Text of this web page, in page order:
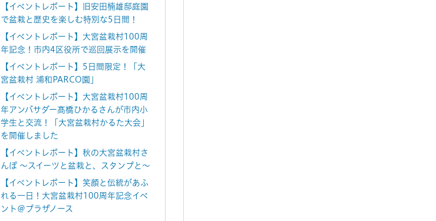
【イベントレポート】旧安田楠雄邸庭園
で盆栽と歴史を楽しむ特別な5日間！
【イベントレポート】大宮盆栽村100周
年記念！市内4区役所で巡回展示を開催
【イベントレポート】5日間限定！「大
宮盆栽村 浦和PARCO園」
【イベントレポート】大宮盆栽村100周
年アンバサダー髙橋ひかるさんが市内小
学生と交流！「大宮盆栽村かるた大会」
を開催しました
【イベントレポート】秋の大宮盆栽村さ
んぽ ～スイーツと盆栽と、スタンプと～
【イベントレポート】笑顔と伝統があふ
れる一日！大宮盆栽村100周年記念イベ
ント＠プラザノース